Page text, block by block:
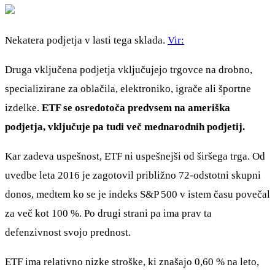
Nekatera podjetja v lasti tega sklada. Vir:
Druga vključena podjetja vključujejo trgovce na drobno,
specializirane za oblačila, elektroniko, igrače ali športne
izdelke. ETF se osredotoča predvsem na ameriška
podjetja, vključuje pa tudi več mednarodnih podjetij.
Kar zadeva uspešnost, ETF ni uspešnejši od širšega trga. Od
uvedbe leta 2016 je zagotovil približno 72-odstotni skupni
donos, medtem ko se je indeks S&P 500 v istem času povečal
za več kot 100 %. Po drugi strani pa ima prav ta
defenzivnost svojo prednost.
ETF ima relativno nizke stroške, ki znašajo 0,60 % na leto,